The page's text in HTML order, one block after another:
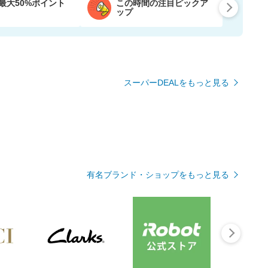
大50%ポイント
この時間の注目ピックア
ップ
スーパーDEALをもっと見る
有名ブランド・ショップをもっと見る